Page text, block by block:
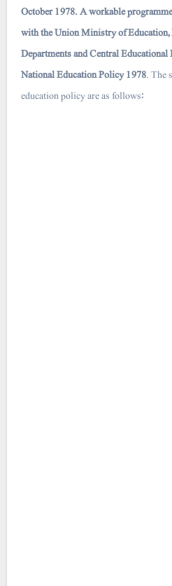
October 1978. A workable
with the Union Ministry of
Departments and Central
National Education Policy 1978. The
education policy are as follows: